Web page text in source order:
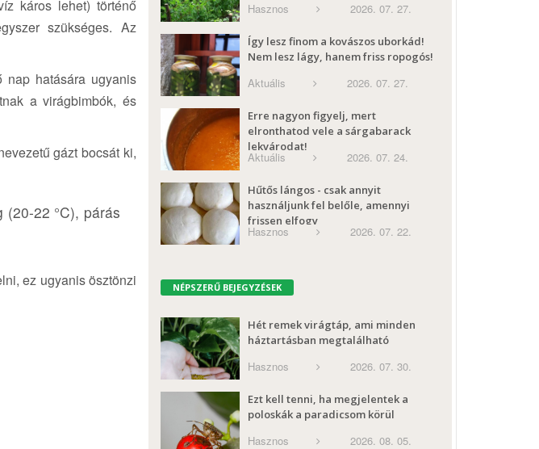
káros lehet) történő
szükséges. Az
hatására ugyanis
a virágbimbók, és
gázt bocsát ki,
22 °C), párás
ez ugyanis ösztönzi
Hasznos 2026. 07. 27.
Így lesz finom a kovászos uborkád!
Nem lesz lágy, hanem friss ropogós!
Aktuális 2026. 07. 27.
Erre nagyon figyelj, mert
elronthatod vele a sárgabarack
lekvárodat!
Aktuális 2026. 07. 24.
Hűtős lángos - csak annyit
használjunk fel belőle, amennyi
frissen elfogy
Hasznos 2026. 07. 22.
NÉPSZERŰ BEJEGYZÉSEK
Hét remek virágtáp, ami minden
háztartásban megtalálható
Hasznos 2026. 07. 30.
Ezt kell tenni, ha megjelentek a
poloskák a paradicsom körül
Hasznos 2026. 08. 05.